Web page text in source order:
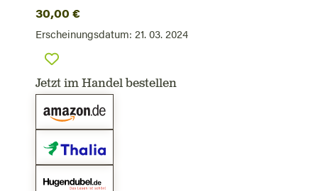
30,00 €
Erscheinungsdatum: 21. 03. 2024
Jetzt im Handel bestellen